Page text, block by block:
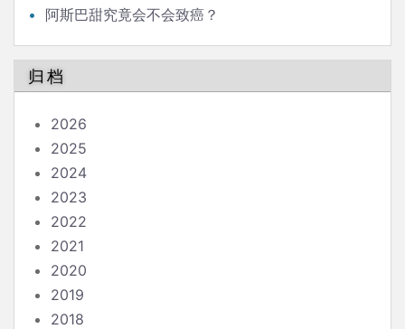
阿斯巴甜究竟会不会致癌？
归档
2026
2025
2024
2023
2022
2021
2020
2019
2018